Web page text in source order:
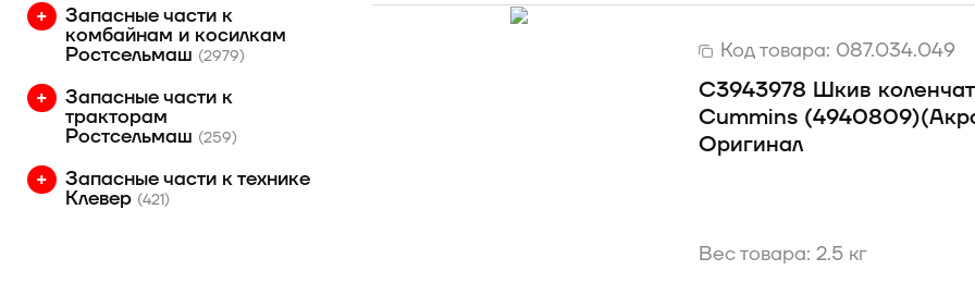
Запасные части к
комбайнам и косилкам
Ростсельмаш (2979)
Запасные части к
тракторам
Ростсельмаш (259)
Запасные части к технике
Клевер (421)
Код товара: 087.034.049
С3943978 Шкив
Cummins
Оригинал
Вес товара: 2.5 кг